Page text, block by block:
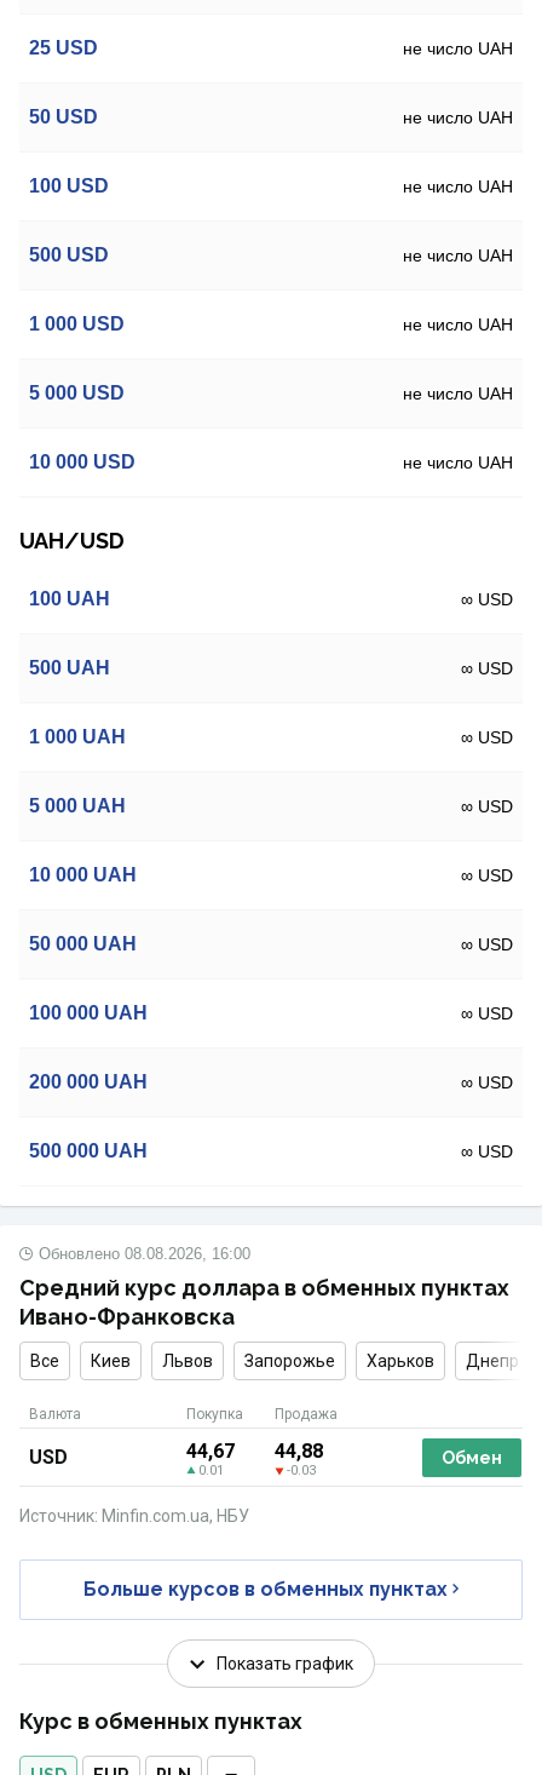
25 USD не число UAH
50 USD не число UAH
100 USD не число UAH
500 USD не число UAH
1 000 USD не число UAH
5 000 USD не число UAH
10 000 USD не число UAH
UAH/USD
100 UAH ∞ USD
500 UAH ∞ USD
1 000 UAH ∞ USD
5 000 UAH ∞ USD
10 000 UAH ∞ USD
50 000 UAH ∞ USD
100 000 UAH ∞ USD
200 000 UAH ∞ USD
500 000 UAH ∞ USD
Средний курс доллара в обменных пунктах
Ивано-Франковска
Обновлено 08.08.2026, 16:00
Все Киев Львов Запорожье Харьков Днепр
Валюта Покупка Продажа
USD 44,67
0.01
44,88
-0.03
Обмен
Больше курсов в обменных пунктах
Источник: Minfin.com.ua, НБУ
Показать график
Курс в обменных пунктах